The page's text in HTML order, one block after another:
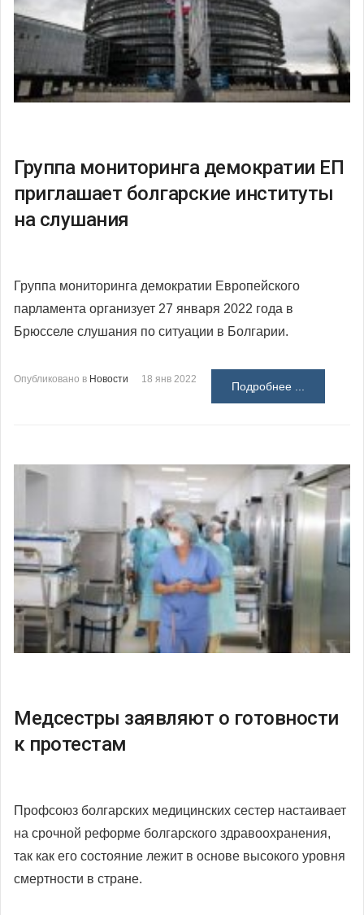
Группа мониторинга демократии ЕП
приглашает болгарские институты
на слушания
Группа мониторинга демократии Европейского
парламента организует 27 января 2022 года в
Брюсселе слушания по ситуации в Болгарии.
Опубликовано в Новости 18 янв 2022
Подробнее ...
Медсестры заявляют о готовности
к протестам
Профсоюз болгарских медицинских сестер настаивает
на срочной реформе болгарского здравоохранения,
так как его состояние лежит в основе высокого уровня
смертности в стране.